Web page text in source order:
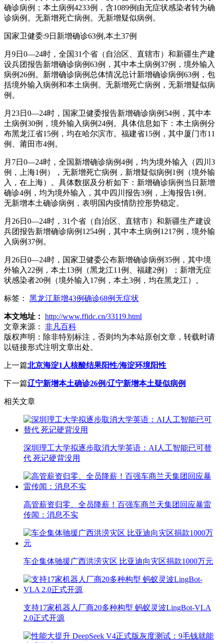
确诊病例；本土病例4233例，含1089例由无症状感染者转为确
诊病例。无新增死亡病例。无新增疑似病例。
国家卫健委:9日新增确诊63例,本土37例
月9日0—24时，全国31个省（自治区、直辖市）和新疆生产建
设兵团报告新增确诊病例63例，其中本土病例37例，境外输入
病例26例。新增确诊病例总体情况总计新增确诊病例63例，包
括境外输入病例和本土病例。无新增死亡病例，无新增疑似病
例。
月23日0—24时，国家卫健委报告新增确诊病例54例，其中本
土病例30例，境外输入病例24例。具体信息如下：本土病例分
布黑龙江省15例，均在哈尔滨市。福建省15例，其中厦门市11
例、莆田市4例。
月7日0—24时，全国新增确诊病例4例，均为境外输入（四川3
例，上海1例），无新增死亡病例，新增疑似病例1例（境外输
入，在上海）。具体数据及分析如下：新增确诊病例当日新增
确诊4例，均为境外输入，其中四川报告3例，上海报告1例。
无新增本土确诊病例，表明国内疫情防控形势稳定。
月26日0—24时，31个省（自治区、直辖市）和新疆生产建设
兵团报告新增确诊病例1254例，其中本土病例1217例，境外输
入病例37例。
月26日0—24时，国家卫健委公布新增确诊病例35例，其中境
外输入22例，本土13例（黑龙江11例、福建2例）；新增无症
状感染者20例（境外输入17例，本土3例，均在黑龙江）。
标签： 黑龙江新增43例确诊68例无症状
本文地址： http://www.ffidc.cn/33119.html
文章来源：
非凡百科
版权声明： 除非特别标注，否则均为本站原创文章，转载时请
以链接形式注明文章出处。
上一篇北京海淀1人核酸结果阳性/海淀环境阳性
下一篇辽宁新增本土确诊26例/辽宁新增本土疑似病例
相关文章
深圳理工大学拟逐步取消大学英语：AI人工智能已可替
代 死记硬背没用
高管薪资归零、全员降薪！百强车商兰天集团回应暴雷
传闻：消息不实
车企集体驰援广西洪涝灾区 比亚迪向灾区捐款1000万元
支持17家机器人厂商20多种构型 蚂蚁灵波LingBot-VLA
2.0正式开源